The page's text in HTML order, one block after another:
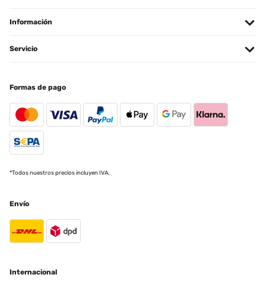
Información
Servicio
Formas de pago
*Todos nuestros precios incluyen IVA.
Envío
Internacional